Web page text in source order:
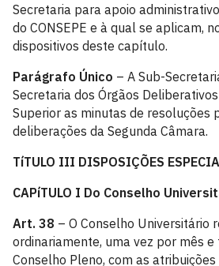
Secretaria para apoio
do CONSEPE e à qual se aplicam,
dispositivos deste capítulo.
Parágrafo Único – A Sub-
Secretaria dos Órgãos
Superior as minutas de resoluções
deliberações da Segunda Câmara.
TíTULO III DISPOSIÇÕES
CAPíTULO I Do Conselho
Art. 38 – O Conselho Universitário
ordinariamente, uma vez por mês e
Conselho Pleno, com as